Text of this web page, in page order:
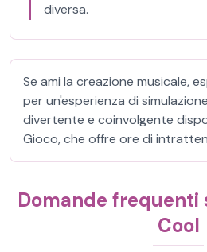
diversa.
Se ami la creazione musicale,
per un'esperienza di
divertente e coinvolgente
Gioco, che offre ore di
Domande frequenti
Cool